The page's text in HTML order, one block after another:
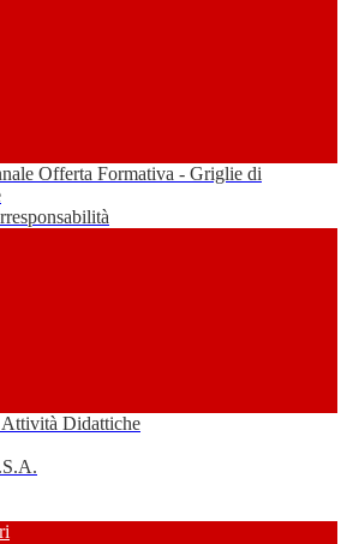
Offerta Formativa - Griglie di
Didattiche